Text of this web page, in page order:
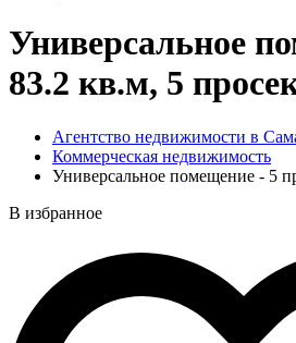
Универсальное
83.2 кв.м, 5
Агентство недвижимости в
Коммерческая недвижимость
Универсальное помещение - 5
В избранное